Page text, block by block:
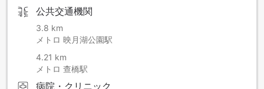
公共交通機関
3.8 km
メトロ 映月湖公園駅
4.21 km
メトロ 查橋駅
病院・クリニック